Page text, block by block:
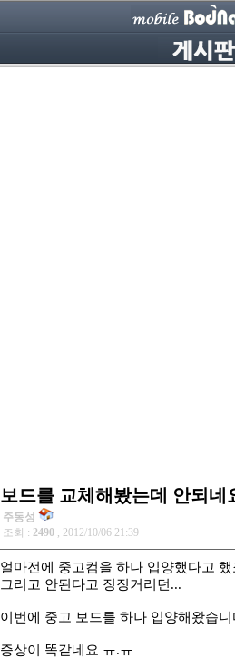
보드를 교체해봤는데 안되네
주동성
조회 : 2490 , 2012/10/06 21:39
얼마전에 중고컴을 하나 입양했다고 했
그리고 안된다고 징징거리던...
이번에 중고 보드를 하나 입양해왔습니
증상이 똑같네요 ㅠ.ㅠ